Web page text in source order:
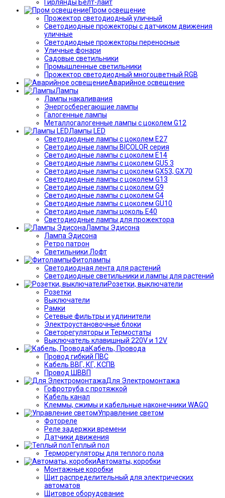
Гирлянды Белт-лайт
Пром освещение
Прожектор светодиодный уличный
Светодиодные прожекторы с датчиком движения
уличные
Светодиодные прожекторы переносные
Уличные фонари
Садовые светильники
Промышленные светильники
Прожектор светодиодный многоцветный RGB
Аварийное освещение
Лампы
Лампы накаливания
Энергосберегающие лампы
Галогенные лампы
Металлогалогенные лампы с цоколем G12
Лампы LED
Светодиодные лампы с цоколем E27
Светодиодные лампы BICOLOR серия
Светодиодные лампы с цоколем E14
Светодиодные лампы с цоколем GU5.3
Светодиодные лампы с цоколем GX53, GX70
Светодиодные лампы с цоколем G13
Светодиодные лампы с цоколем G9
Светодиодные лампы с цоколем G4
Светодиодные лампы с цоколем GU10
Светодиодные лампы цоколь Е40
Светодиодные лампы для прожектора
Лампы Эдисона
Лампа Эдисона
Ретро патрон
Светильники Лофт
Фитолампы
Светодиодная лента для растений
Светодиодные светильники и лампы для растений
Розетки, выключатели
Розетки
Выключатели
Рамки
Сетевые фильтры и удлинители
Электроустановочные блоки
Светорегуляторы и Термостаты
Выключатель клавишный 220V и 12V
Кабель, Провода
Провод гибкий ПВС
Кабель ВВГ, КГ, КСПВ
Провод ШВВП
Для Электромонтажа
Гофротруба с протяжкой
Кабель канал
Клеммы, сжимы и кабельные наконечники WAGO
Управление светом
Фотореле
Реле задержки времени
Датчики движения
Теплый пол
Терморегуляторы для теплого пола
Автоматы, коробки
Монтажные коробки
Щит распределительный для электрических
автоматов
Щитовое оборудование